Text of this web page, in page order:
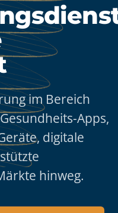
im Bereich
Apps,
digitale
hinweg.